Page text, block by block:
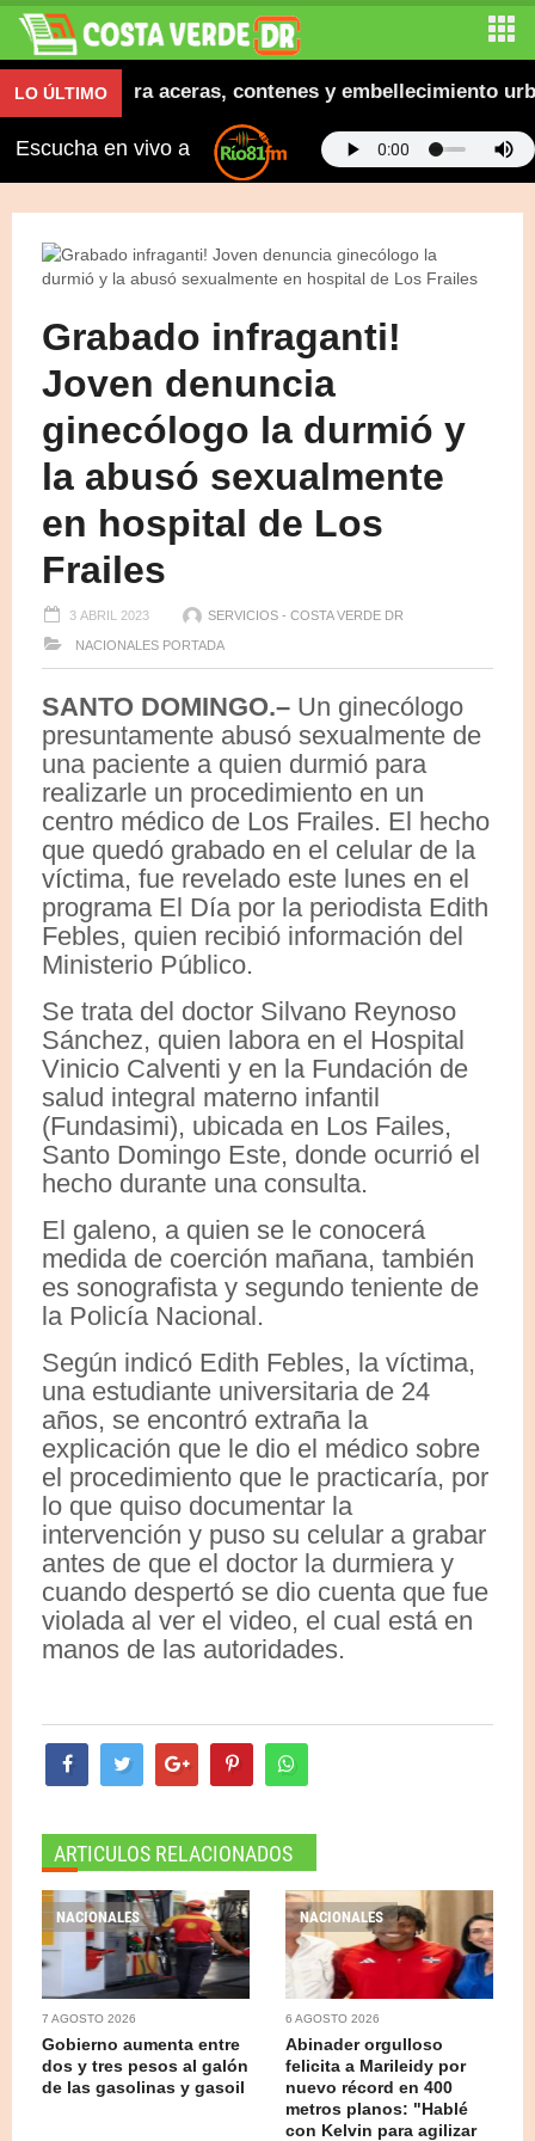
LO ÚLTIMO
inaugura aceras, contenes y embellecimiento
Escucha en vivo a
Grabado infraganti!
Joven denuncia
ginecólogo la durmió y
la abusó sexualmente
en hospital de Los
Frailes
3 ABRIL 2023 SERVICIOS - COSTA VERDE DR
NACIONALES PORTADA
SANTO DOMINGO.– Un ginecólogo
presuntamente abusó sexualmente de
una paciente a quien durmió para
realizarle un procedimiento en un
centro médico de Los Frailes. El hecho
que quedó grabado en el celular de la
víctima, fue revelado este lunes en el
programa El Día por la periodista Edith
Febles, quien recibió información del
Ministerio Público.
Se trata del doctor Silvano Reynoso
Sánchez, quien labora en el Hospital
Vinicio Calventi y en la Fundación de
salud integral materno infantil
(Fundasimi), ubicada en Los Failes,
Santo Domingo Este, donde ocurrió el
hecho durante una consulta.
El galeno, a quien se le conocerá
medida de coerción mañana, también
es sonografista y segundo teniente de
la Policía Nacional.
Según indicó Edith Febles, la víctima,
una estudiante universitaria de 24
años, se encontró extraña la
explicación que le dio el médico sobre
el procedimiento que le practicaría, por
lo que quiso documentar la
intervención y puso su celular a grabar
antes de que el doctor la durmiera y
cuando despertó se dio cuenta que fue
violada al ver el video, el cual está en
manos de las autoridades.
ARTICULOS RELACIONADOS
NACIONALES
7 AGOSTO 2026
Gobierno aumenta entre
dos y tres pesos al galón
de las gasolinas y gasoil
NACIONALES
6 AGOSTO 2026
Abinader orgulloso
felicita a Marileidy por
nuevo récord en 400
metros planos: "Hablé
con Kelvin para agilizar